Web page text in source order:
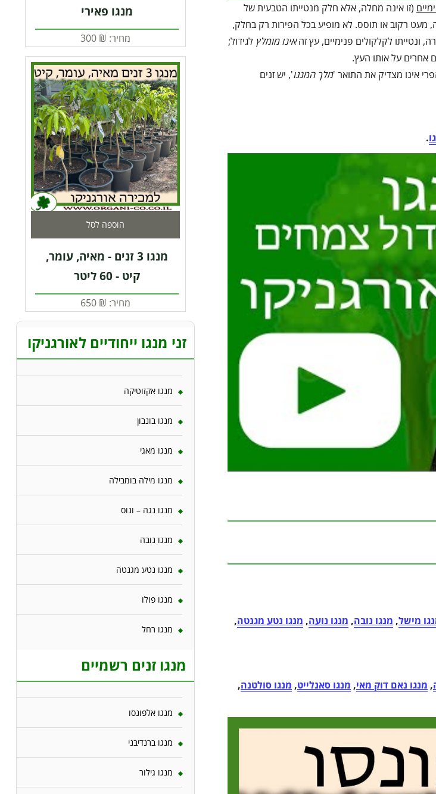
(זו אינה מחלה, אלא חלק מנטייתו הטבעית של
מעט רקוב או תוסס. לא מופיע בכל הפירות רק בחלק,
ונטייתו לקלקולים פנימיים, עץ זהאינו מומלץ לגידול;
אחרים על אותו העץ.
אינו מצדיק את התואר 'מלך המנגו', יש זנים
.
מישל, מנגו נובה, מנגו נועה, מנגו נטע מגנטה,
, מנגו נאם דוק מאי, מנגו סאנלייט, מנגו סולטנה,
מנגו פאירי
מחיר: ₪
הוספה לסל
מנגו 3 זנים - מאיה, עומר,
קיט - 60 ליטר
מחיר: ₪
זני מנגו ייחודיים לאורגניקו
מנגו אקזוטיקה
מנגו בונבון
מנגו מאגי
מנגו מילה בומבילה
מנגו נגה – ונוס
מנגו נובה
מנגו נטע מגנטה
מנגו פולו
מנגו רחל
מנגו זנים רשמיים
מנגו אלפונסו
מנגו ברנדיבני
מנגו גילור